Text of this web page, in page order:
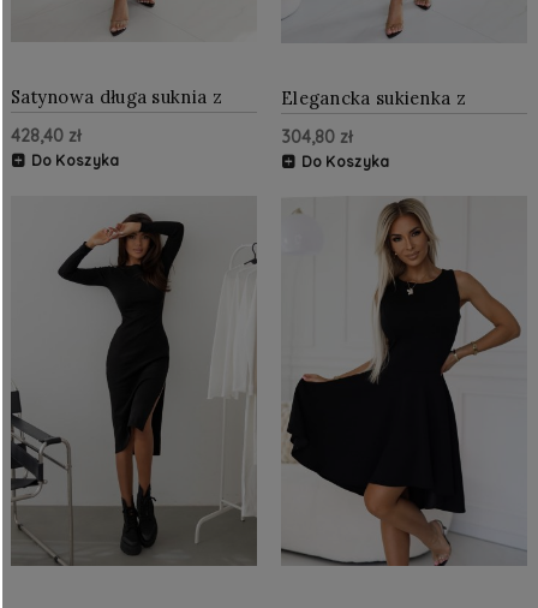
Satynowa długa suknia z
rozcięciem na nogę Czarna
428,40 zł
Do Koszyka
Elegancka sukienka z
kopertowym dekoltem
Czarna
304,80 zł
Do Koszyka